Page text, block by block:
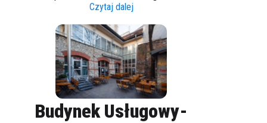
Czytaj dalej
Budynek Usługowy-